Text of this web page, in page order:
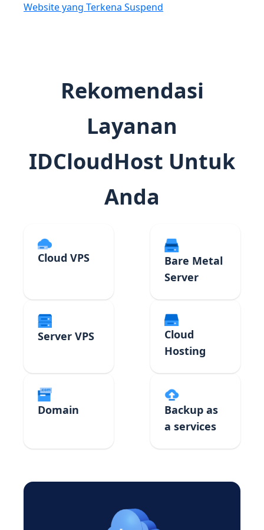
Website yang Terkena Suspend
Rekomendasi
Layanan
IDCloudHost Untuk
Anda
Cloud VPS
Bare Metal
Server
Server VPS
Cloud
Hosting
Domain
Backup as
a services